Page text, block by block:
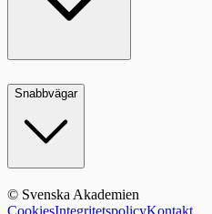
Snabbvägar
© Svenska Akademien
CookiesIntegritetspolicyKontakt